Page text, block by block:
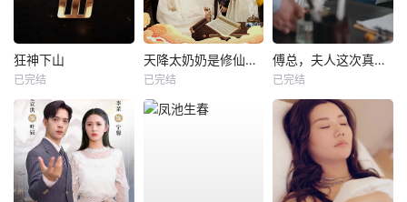
狂神下山
已完结
天降太奶奶是修仙老祖
已完结
傅总，夫人这次真的死了
已完结